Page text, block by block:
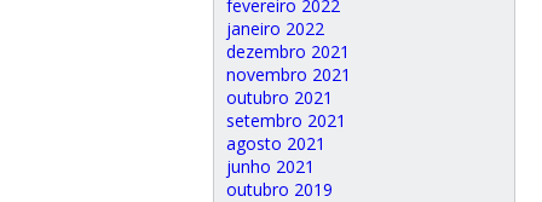
fevereiro 2022
janeiro 2022
dezembro 2021
novembro 2021
outubro 2021
setembro 2021
agosto 2021
junho 2021
outubro 2019